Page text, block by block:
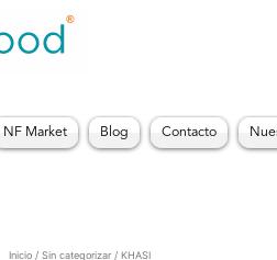
NF Market Blog Contacto
Inicio / Sin categorizar / KHASI